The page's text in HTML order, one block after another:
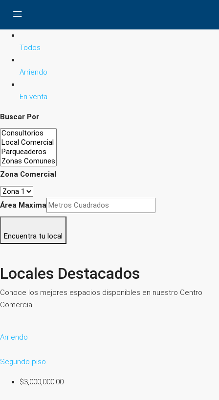
Todos
Arriendo
En venta
Buscar Por
Zona Comercial
Área Maxima
Encuentra tu local
Locales Destacados
Conoce los mejores espacios disponibles en nuestro Centro
Comercial
Arriendo
Segundo piso
$3,000,000.00